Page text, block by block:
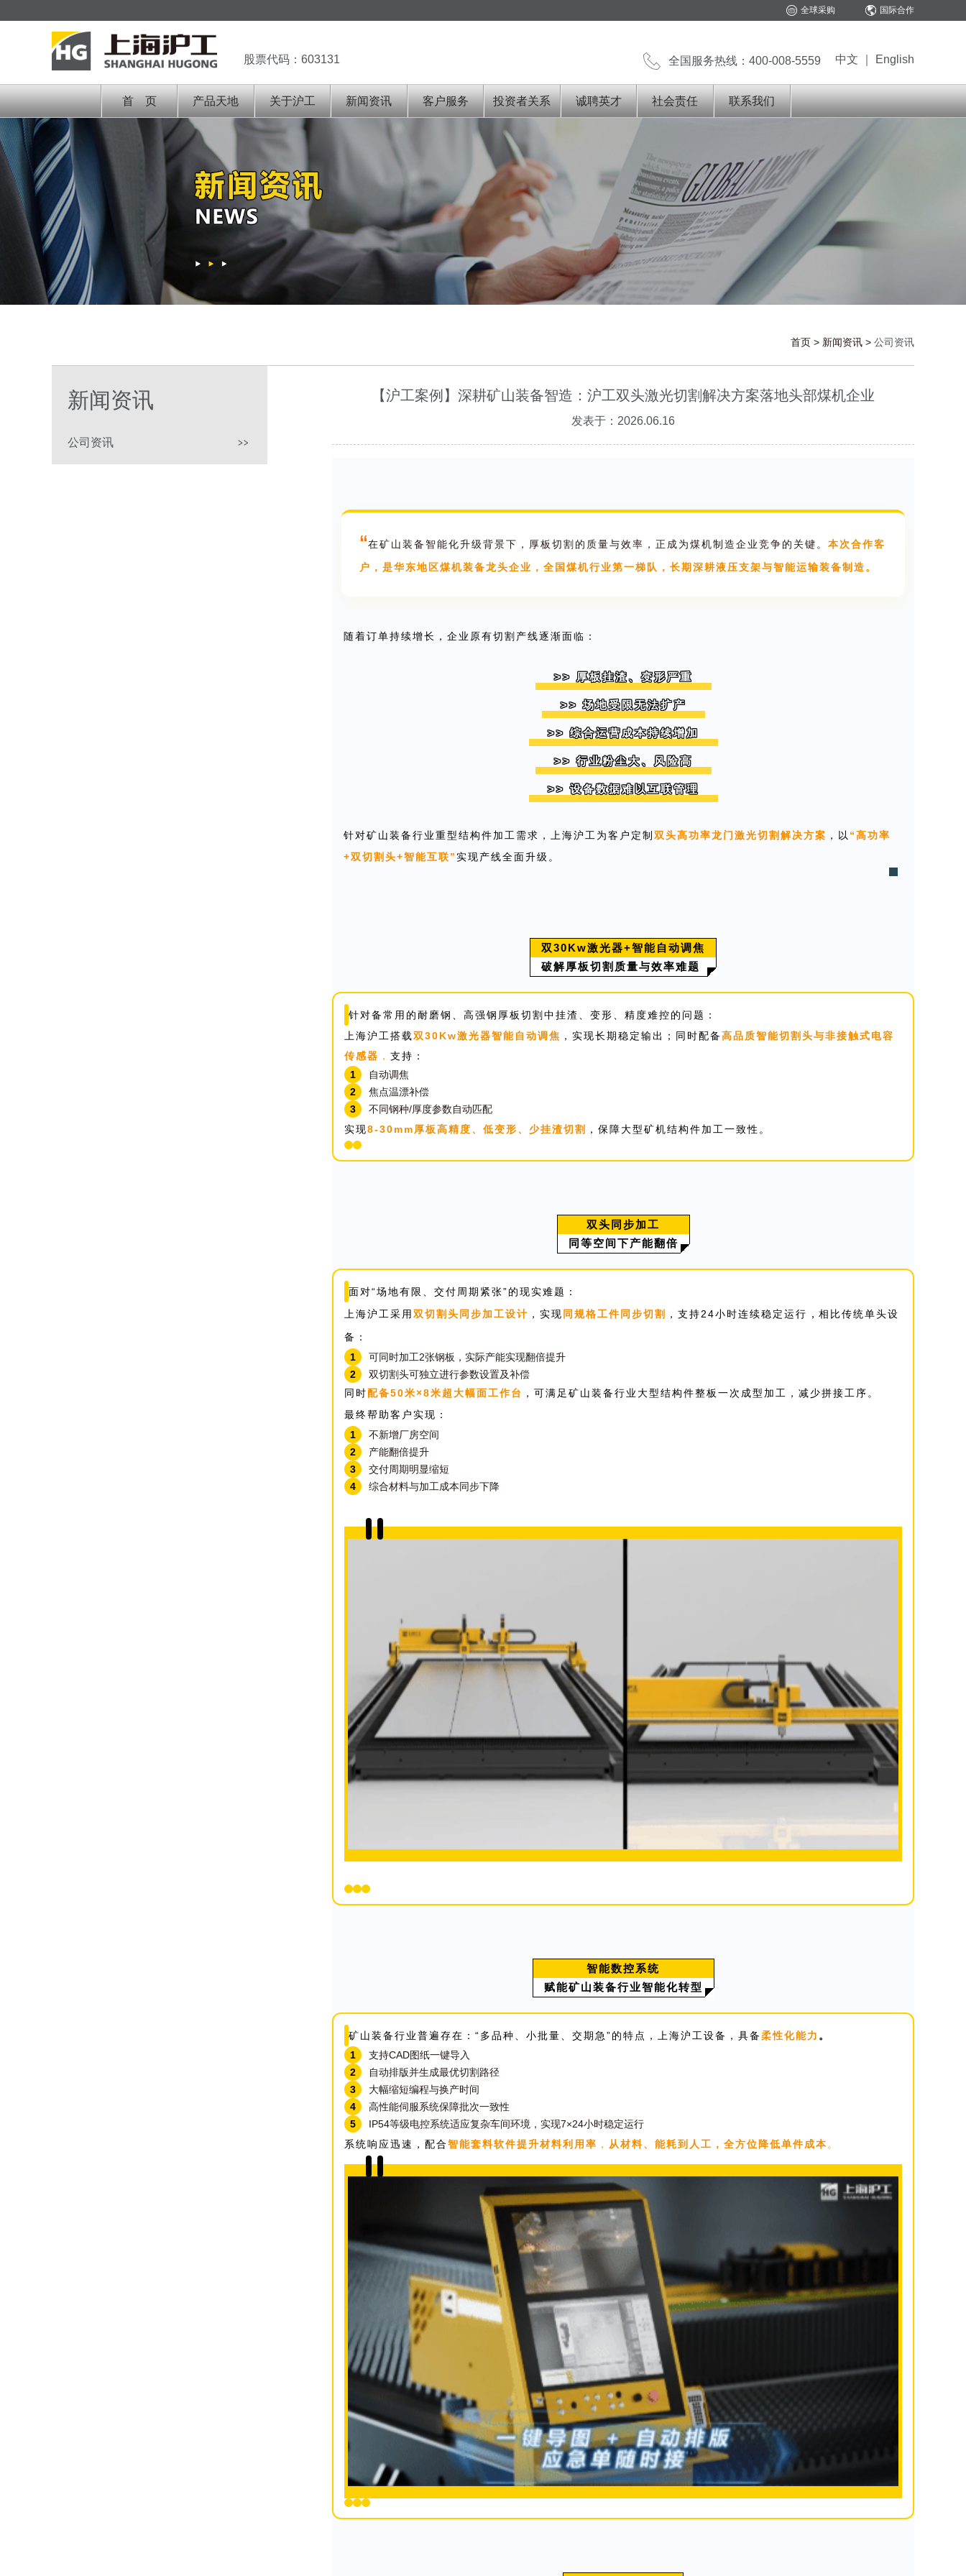
国际合作
全球采购
股票代码：603131 中文 English
全国服务热线：400-008-5559
首 页 产品天地 关于沪工 新闻资讯 客户服务 投资者关系 诚聘英才 社会责任 联系我们
首页 > 新闻资讯 > 公司资讯
新闻资讯
公司资讯
【沪工案例】深耕矿山装备智造：沪工双头激光切割解决方案落地头部煤机企业
发表于：2026.06.16
“在矿山装备智能化升级背景下，厚板切割的质量与效率，正成为煤机制造企业竞争的关键。 本次合作客
户，是华东地区煤机装备龙头企业，全国煤机行业第一梯队，长期深耕液压支架与智能运输装备制造。
随着订单持续增长，企业原有切割产线逐渐面临：
>> 厚板挂渣、变形严重
>> 场地受限无法扩产
>> 综合运营成本持续增加
>> 行业粉尘大、风险高
>> 设备数据难以互联管理
针对矿山装备行业重型结构件加工需求，上海沪工为客户定制 双头高功率龙门激光切割解决方案 ，以 “高功率
+双切割头+智能互联”实现产线全面升级。
双30Kw激光器+智能自动调焦
破解厚板切割质量与效率难题
针对备常用的耐磨钢、高强钢厚板切割中挂渣、变形、精度难控的问题：
上海沪工搭载双30Kw激光器智能自动调焦 ，实现长期稳定输出；同时配备高品质智能切割头与非接触式电容
传感器 ， 支持：
1
自动调焦
2
焦点温漂补偿
3
不同钢种/厚度参数自动匹配
实现8-30mm厚板高精度、低变形、少挂渣切割 ，保障大型矿机结构件加工一致性。
双头同步加工
同等空间下产能翻倍
面对“场地有限、交付周期紧张”的现实难题：
上海沪工采用 双切割头同步加工设计 ，实现 同规格工件同步切割 ，支持24小时连续稳定运行 ， 相比传统单头设
备：
1
可同时加工2张钢板，实际产能实现翻倍提升
2
双切割头可独立进行参数设置及补偿
同时配备50米×8米超大幅面工作台 ，可满足矿山装备行业大型结构件整板一次成型加工，减少拼接工序。
最终帮助客户实现：
1
不新增厂房空间
2
产能翻倍提升
3
交付周期明显缩短
4
综合材料与加工成本同步下降
智能数控系统
赋能矿山装备行业智能化转型
矿山装备行业普遍存在：“多品种、小批量、交期急”的特点，上海沪工设备，具备柔性化能力 。
1
支持CAD图纸一键导入
2
自动排版并生成最优切割路径
3
大幅缩短编程与换产时间
4
高性能伺服系统保障批次一致性
5
IP54等级电控系统适应复杂车间环境，实现7×24小时稳定运行
系统响应迅速，配合智能套料软件提升材料利用率 ， 从材料、能耗到人工，全方位降低单件成本。